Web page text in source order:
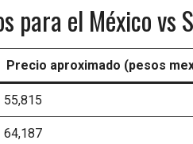
para el México
Precio aproximado (pesos
55,815
64,187